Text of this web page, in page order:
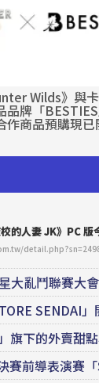
Wilds》與
品牌「
作商品預購現已
的人妻 JK》PC
大亂鬥聯賽大
旗下的外賣甜
賽前導表演賽